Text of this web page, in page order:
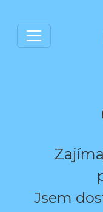
Jsem